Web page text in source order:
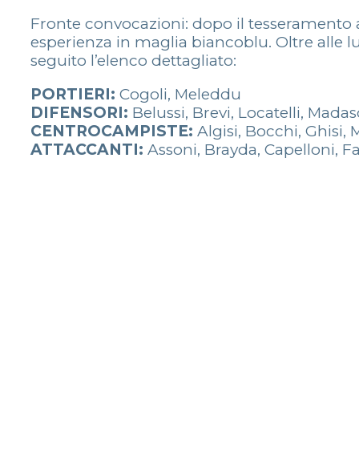
Fronte convocazioni: dopo il
esperienza in maglia biancoblu. Oltre alle
seguito l’elenco dettagliato:
PORTIERI: Cogoli, Meleddu
DIFENSORI: Belussi, Brevi, Locatelli,
CENTROCAMPISTE: Algisi, Bocchi, Ghisi,
ATTACCANTI: Assoni, Brayda, Capelloni,